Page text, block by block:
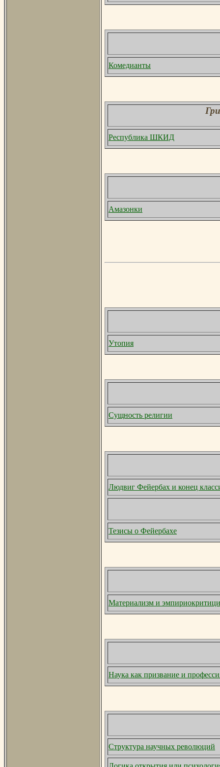
Комедианты
Республика ШКИД
Амазонки
Утопия
Сущность религии
Людвиг Фейербах и конец
Тезисы о Фейербахе
Материализм и
Наука как призвание и
Структура научных революций